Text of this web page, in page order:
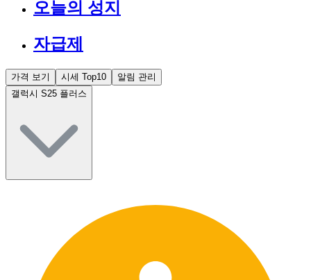
오늘의 성지
자급제
가격 보기 시세 Top10
알림 관리
갤럭시 S25 플러스